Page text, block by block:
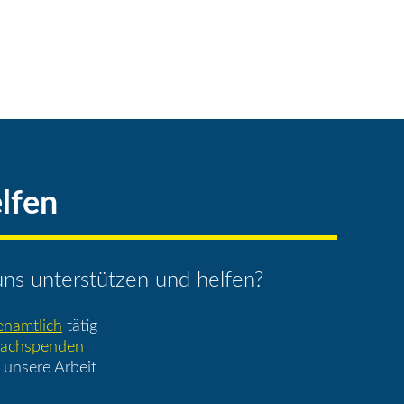
unterstützen und helfen?
tätig
Arbeit